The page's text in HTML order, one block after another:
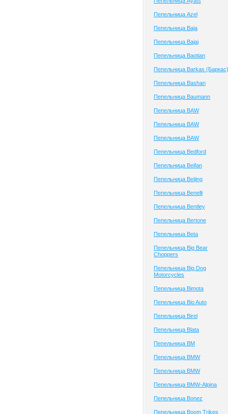
Пепельница Azel
Пепельница Baja
Пепельница Bajaj
Пепельница Baotian
Пепельница Barkas (Баркас)
Пепельница Bashan
Пепельница Baumann
Пепельница BAW
Пепельница BAW
Пепельница BAW
Пепельница Bedford
Пепельница Beifan
Пепельница Beijing
Пепельница Benelli
Пепельница Bentley
Пепельница Bertone
Пепельница Beta
Пепельница Big Bear
Choppers
Пепельница Big Dog
Motorcycles
Пепельница Bimota
Пепельница Bio Auto
Пепельница Birel
Пепельница Blata
Пепельница BM
Пепельница BMW
Пепельница BMW
Пепельница BMW-Alpina
Пепельница Bonez
Пепельница Boom Trikes